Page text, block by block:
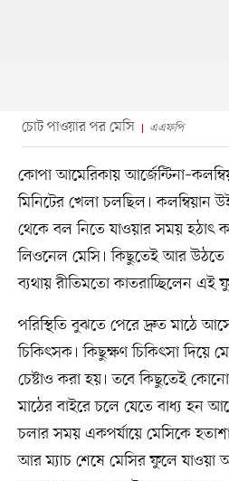
চোট পাওয়ার পর মেসি এএফপি
কোপা আমেরিকায়
মিনিটের খেলা চলছিল। কলম্বিয়ান
থেকে বল নিতে যাওয়ার সময় হঠাৎ
লিওনেল মেসি। কিছুতেই আর উঠতে
ব্যথায় রীতিমতো কাতরাচ্ছিলেন এই
পরিস্থিতি বুঝতে পেরে দ্রুত মাঠে
চিকিৎসক। কিছুক্ষণ চিকিৎসা দিয়ে
চেষ্টাও করা হয়। তবে কিছুতেই
মাঠের বাইরে চলে যেতে বাধ্য হন
চলার সময় একপর্যায়ে মেসিকে
আর ম্যাচ শেষে মেসির ফুলে যাওয়া